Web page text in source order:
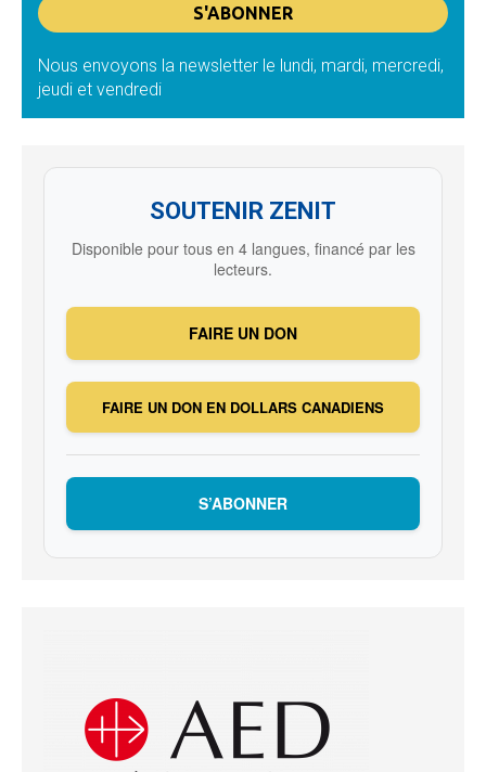
Nous envoyons la newsletter le lundi, mardi, mercredi,
jeudi et vendredi
SOUTENIR ZENIT
Disponible pour tous en 4 langues, financé par les
lecteurs.
FAIRE UN DON
FAIRE UN DON EN DOLLARS CANADIENS
S’ABONNER